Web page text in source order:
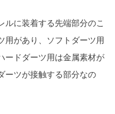
ルに装着する先端部分のこ
用があり、ソフトダーツ用
ードダーツ用は金属素材が
ーツが接触する部分なの